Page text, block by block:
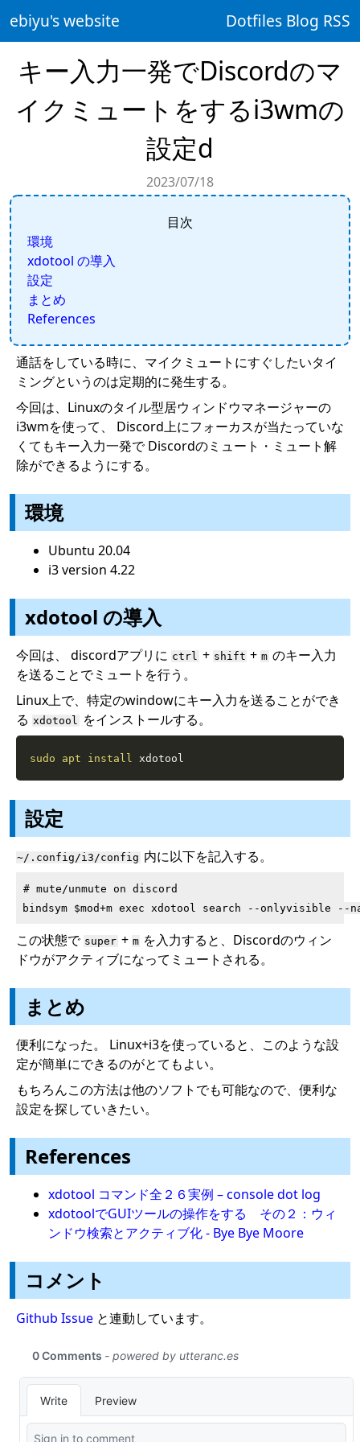
ebiyu's website Dotfiles Blog RSS
キー入力一発でDiscordのマ
イクミュートをするi3wmの
設定d
2023/07/18
目次
環境
xdotool の導入
設定
まとめ
References
通話をしている時に、マイクミュートにすぐしたいタイ
ミングというのは定期的に発生する。
今回は、Linuxのタイル型居ウィンドウマネージャーの
i3wmを使って、 Discord上にフォーカスが当たっていな
くてもキー入力一発で Discordのミュート・ミュート解
除ができるようにする。
環境
Ubuntu 20.04
i3 version 4.22
xdotool の導入
今回は、 discordアプリに ctrl + shift + m のキー入力
を送ることでミュートを行う。
Linux上で、特定のwindowにキー入力を送ることができ
る xdotool をインストールする。
sudo apt install xdotool
設定
~/.config/i3/config 内に以下を記入する。
# mute/unmute on discord
この状態で super + m を入力すると、Discordのウィン
ドウがアクティブになってミュートされる。
まとめ
便利になった。 Linux+i3を使っていると、このような設
定が簡単にできるのがとてもよい。
もちろんこの方法は他のソフトでも可能なので、便利な
設定を探していきたい。
References
xdotool コマンド全２６実例 – console dot log
xdotoolでGUIツールの操作をする その２：ウィ
ンドウ検索とアクティブ化 - Bye Bye Moore
コメント
Github Issue と連動しています。